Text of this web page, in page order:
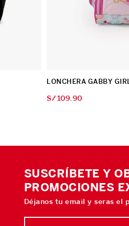
LONCHERA GABBY
S/109 90
SUSCRÍBETE Y
PROMOCIONES
Déjanos tu email y seras el